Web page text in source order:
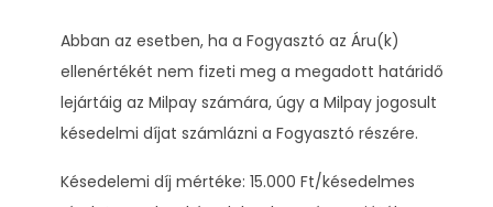
Abban az esetben, ha a Fogyasztó az Áru(k)
ellenértékét nem fizeti meg a megadott határidő
lejártáig az Milpay számára, úgy a Milpay jogosult
késedelmi díjat számlázni a Fogyasztó részére.
Késedelemi díj mértéke: 15.000 Ft/késedelmes